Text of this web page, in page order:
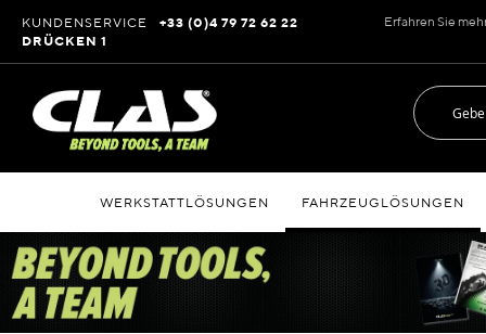
Erfahren Sie
Inhalt
springen
KUNDENSERVICE
+33 (0)4 79 72 62 22
DRÜCKEN 1
WERKSTATTLÖSUNGEN FAHRZEUGLÖSUNGEN